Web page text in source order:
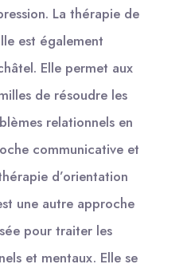
La thérapie de
est également
Elle permet aux
de résoudre les
relationnels en
communicative et
d’orientation
une autre approche
pour traiter les
et mentaux. Elle se